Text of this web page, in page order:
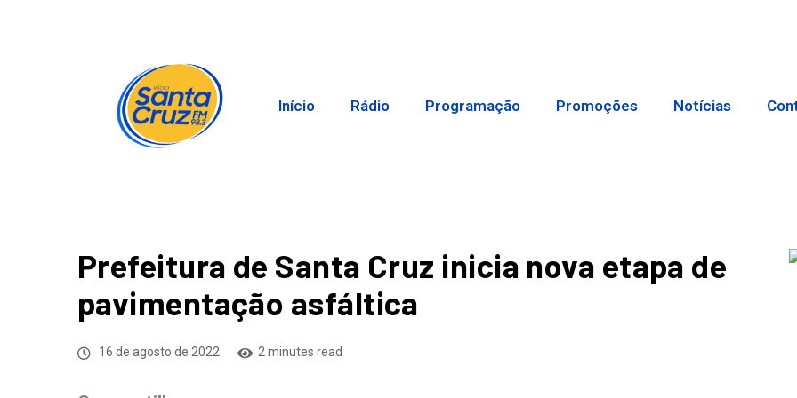
Início Rádio Programação Promoções Notícias
Prefeitura de Santa Cruz inicia nova etapa de
pavimentação asfáltica
16 de agosto de 2022 2 minutes read